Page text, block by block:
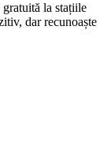
la stațiile
dar recunoaște